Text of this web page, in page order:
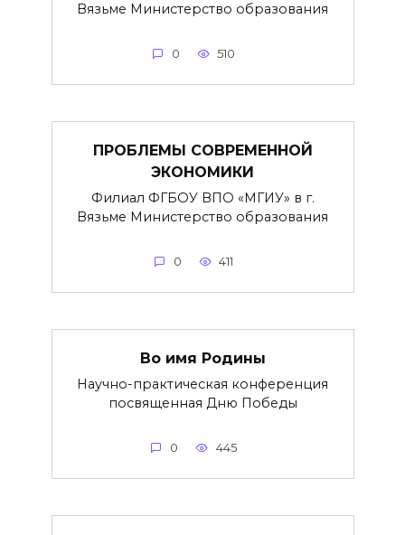
Вязьме Министерство образования
0 510
ПРОБЛЕМЫ СОВРЕМЕННОЙ
ЭКОНОМИКИ
Филиал ФГБОУ ВПО «МГИУ» в г.
Вязьме Министерство образования
0 411
Во имя Родины
Научно-практическая конференция
посвященная Дню Победы
0 445